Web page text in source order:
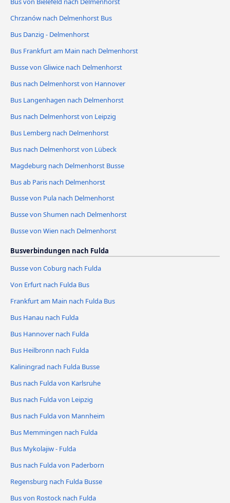
Chrzanów nach Delmenhorst Bus
Bus Danzig - Delmenhorst
Bus Frankfurt am Main nach Delmenhorst
Busse von Gliwice nach Delmenhorst
Bus nach Delmenhorst von Hannover
Bus Langenhagen nach Delmenhorst
Bus nach Delmenhorst von Leipzig
Bus Lemberg nach Delmenhorst
Bus nach Delmenhorst von Lübeck
Magdeburg nach Delmenhorst Busse
Bus ab Paris nach Delmenhorst
Busse von Pula nach Delmenhorst
Busse von Shumen nach Delmenhorst
Busse von Wien nach Delmenhorst
Busverbindungen nach Fulda
Busse von Coburg nach Fulda
Von Erfurt nach Fulda Bus
Frankfurt am Main nach Fulda Bus
Bus Hanau nach Fulda
Bus Hannover nach Fulda
Bus Heilbronn nach Fulda
Kaliningrad nach Fulda Busse
Bus nach Fulda von Karlsruhe
Bus nach Fulda von Leipzig
Bus nach Fulda von Mannheim
Bus Memmingen nach Fulda
Bus Mykolajiw - Fulda
Bus nach Fulda von Paderborn
Regensburg nach Fulda Busse
Bus von Rostock nach Fulda